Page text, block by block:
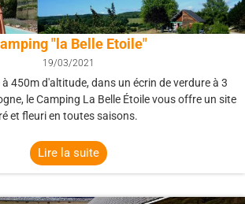
"la Belle Etoile"
19/03/2021
à 450m d'altitude, dans un écrin de verdure à 3
le Camping La Belle Étoile vous offre un site
et fleuri en toutes saisons.
Lire la suite